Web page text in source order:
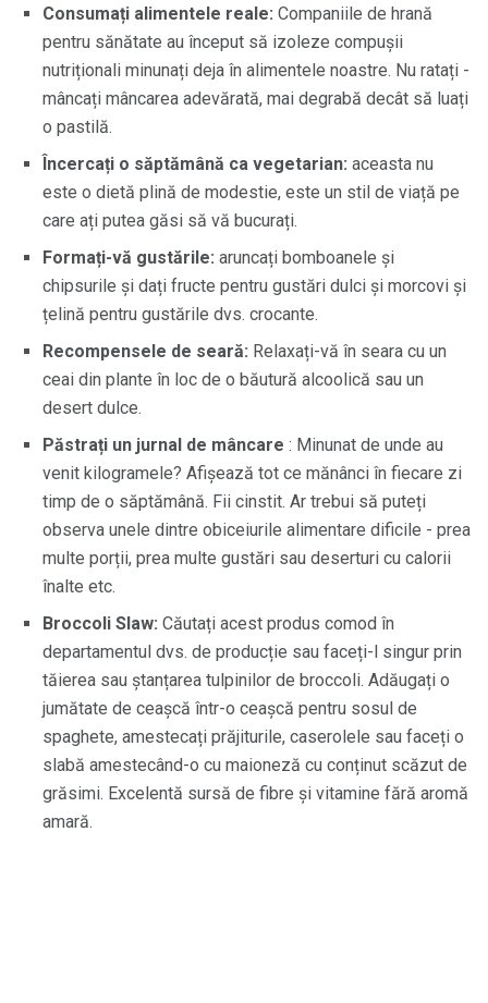
Consumați alimentele reale: Companiile de hrană
pentru sănătate au început să izoleze compușii
nutriționali minunați deja în alimentele noastre. Nu ratați -
mâncați mâncarea adevărată, mai degrabă decât să luați
o pastilă.
Încercați o săptămână ca vegetarian: aceasta nu
este o dietă plină de modestie, este un stil de viață pe
care ați putea găsi să vă bucurați.
Formați-vă gustările: aruncați bomboanele și
chipsurile și dați fructe pentru gustări dulci și morcovi și
țelină pentru gustările dvs. crocante.
Recompensele de seară: Relaxați-vă în seara cu un
ceai din plante în loc de o băutură alcoolică sau un
desert dulce.
Păstrați un jurnal de mâncare : Minunat de unde au
venit kilogramele? Afișează tot ce mănânci în fiecare zi
timp de o săptămână. Fii cinstit. Ar trebui să puteți
observa unele dintre obiceiurile alimentare dificile - prea
multe porții, prea multe gustări sau deserturi cu calorii
înalte etc.
Broccoli Slaw: Căutați acest produs comod în
departamentul dvs. de producție sau faceți-l singur prin
tăierea sau ștanțarea tulpinilor de broccoli. Adăugați o
jumătate de ceașcă într-o ceașcă pentru sosul de
spaghete, amestecați prăjiturile, caserolele sau faceți o
slabă amestecând-o cu maioneză cu conținut scăzut de
grăsimi. Excelentă sursă de fibre și vitamine fără aromă
amară.